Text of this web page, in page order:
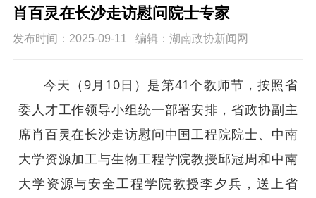
肖百灵在长沙走访慰问院士专家
发布时间：2025-09-11 编辑：湖南政协新闻网
今天（9月10日）是第41个教师节，按照省
委人才工作领导小组统一部署安排，省政协副主
席肖百灵在长沙走访慰问中国工程院院士、中南
大学资源加工与生物工程学院教授邱冠周和中南
大学资源与安全工程学院教授李夕兵，送上省